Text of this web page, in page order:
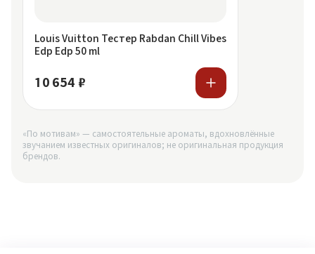
Louis Vuitton Тестер Rabdan Chill Vibes
Edp Edp 50 ml
10 654 ₽
«По мотивам» — самостоятельные ароматы, вдохновлённые
звучанием известных оригиналов; не оригинальная продукция
брендов.